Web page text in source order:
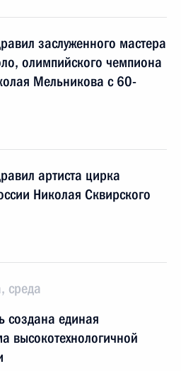
заслуженного мастера
олимпийского чемпиона
Мельникова с 60-
артиста цирка
Николая Сквирского
среда
создана единая
высокотехнологичной